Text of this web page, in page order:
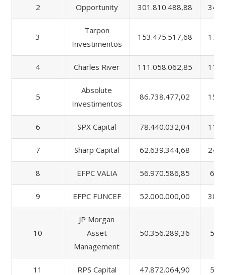
2 Opportunity 301.810.488,88
3
Tarpon
Investimentos
153.475.517,68
4 Charles River 111.058.062,85
5
Absolute
Investimentos
86.738.477,02
6 SPX Capital 78.440.032,04
7 Sharp Capital 62.639.344,68
8 EFPC VALIA 56.970.586,85
9 EFPC FUNCEF 52.000.000,00
10
JP Morgan
Asset
Management
50.356.289,36
11 RPS Capital 47.872.064,90